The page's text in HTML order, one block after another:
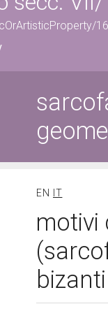
EN IT
motivi